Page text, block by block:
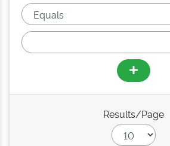
Results/Page